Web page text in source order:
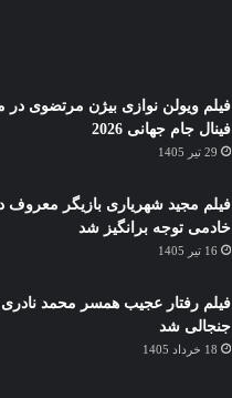
فیلم ویولن نوازی بیژن مرتضوی در
فینال جام جهانی 2026
29 تیر 1405
فیلم مجید شهریاری بازیگر معروف
خادمی توجه برانگیز شد
16 تیر 1405
فیلم رفتار عجیب همسر محمد نادری
جنجالی شد
18 خرداد 1405